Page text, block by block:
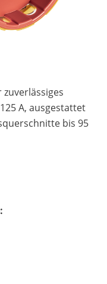
A, ausgestattet
bis 95